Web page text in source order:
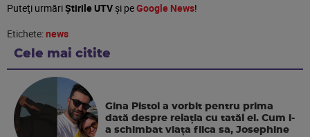
Puteţi urmăriȘtirile UTVşi peGoogle News!
Etichete:news
Cele mai citite
Gina Pistol a vorbit pentru prima
dată despre relația cu tatăl ei. Cum i-
a schimbat viața fiica sa, Josephine